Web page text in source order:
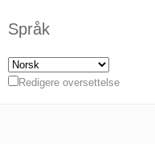
Språk
Redigere oversettelse